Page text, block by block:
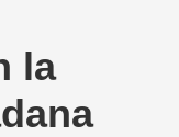
la